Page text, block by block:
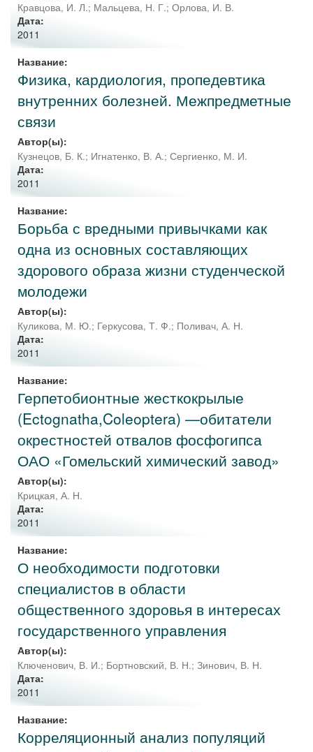
Кравцова, И. Л.; Мальцева, Н. Г.; Орлова, И. В.
Дата:
2011
Название:
Физика, кардиология, пропедевтика
внутренних болезней. Межпредметные
связи
Автор(ы):
Кузнецов, Б. К.; Игнатенко, В. А.; Сергиенко, М. И.
Дата:
2011
Название:
Борьба с вредными привычками как
одна из основных составляющих
здорового образа жизни студенческой
молодежи
Автор(ы):
Куликова, М. Ю.; Геркусова, Т. Ф.; Поливач, А. Н.
Дата:
2011
Название:
Герпетобионтные жесткокрылые
(Ectognatha,Coleoptera) —обитатели
окрестностей отвалов фосфогипса
ОАО «Гомельский химический завод»
Автор(ы):
Крицкая, А. Н.
Дата:
2011
Название:
О необходимости подготовки
специалистов в области
общественного здоровья в интересах
государственного управления
Автор(ы):
Ключенович, В. И.; Бортновский, В. Н.; Зинович, В. Н.
Дата:
2011
Название:
Корреляционный анализ популяций